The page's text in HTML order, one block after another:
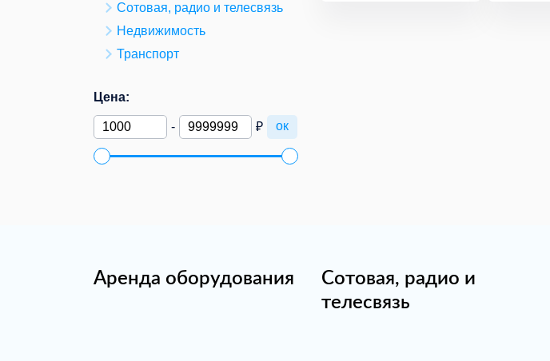
Сотовая, радио и телесвязь
Недвижимость
Транспорт
Цена:
- ₽ ок
Аренда оборудования
Сотовая, радио и
телесвязь